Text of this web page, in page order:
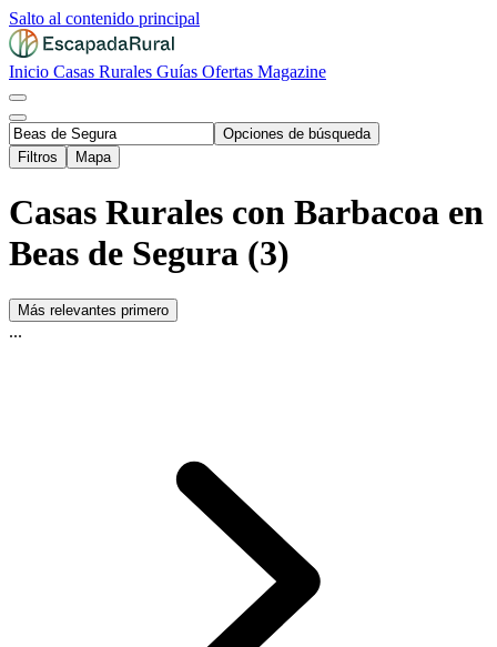
Salto al contenido principal
Inicio Casas Rurales Guías Ofertas Magazine
Opciones de búsqueda
Filtros
Mapa
Casas Rurales con Barbacoa en
Beas de Segura (3)
Más relevantes primero
...